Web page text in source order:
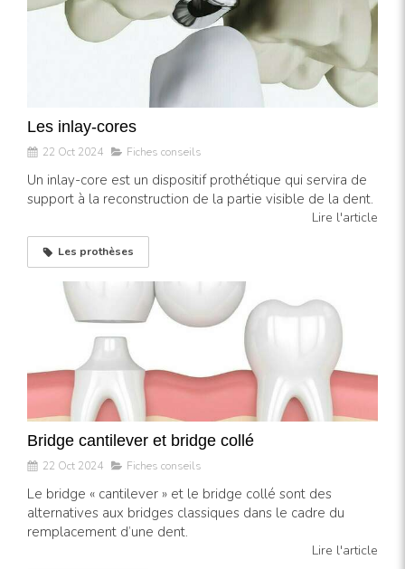
Les inlay-cores
22 Oct 2024 Fiches conseils
Un inlay-core est un dispositif prothétique qui servira de
support à la reconstruction de la partie visible de la dent.
Lire l'article
Les prothèses
Bridge cantilever et bridge collé
22 Oct 2024 Fiches conseils
Le bridge « cantilever » et le bridge collé sont des
alternatives aux bridges classiques dans le cadre du
remplacement d’une dent.
Lire l'article